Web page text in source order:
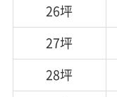
26坪
27坪
28坪